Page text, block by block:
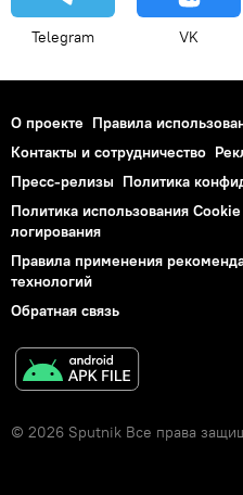
Telegram VK
О проекте Правила
Контакты и сотрудничество
Пресс-релизы Политика
Политика использования
логирования
Правила применения
технологий
Обратная связь
© 2026 Sputnik Все права